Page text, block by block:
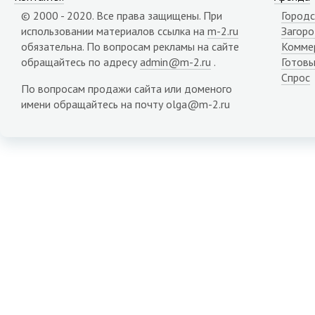
Карачаево-Черкесия республика
Карелия республика
Кемеровская область
Кировская область
Коми республика
Костромская область
Краснодарский край
© 2000 - 2020. Все права защищены. При
использовании материалов ссылка на m-2.ru
обязательна. По вопросам рекламы на сайте
обращайтесь по адресу admin@m-2.ru .
По вопросам продажи сайта или доменого
имени обращайтесь на почту olga@m-2.ru
Спрос